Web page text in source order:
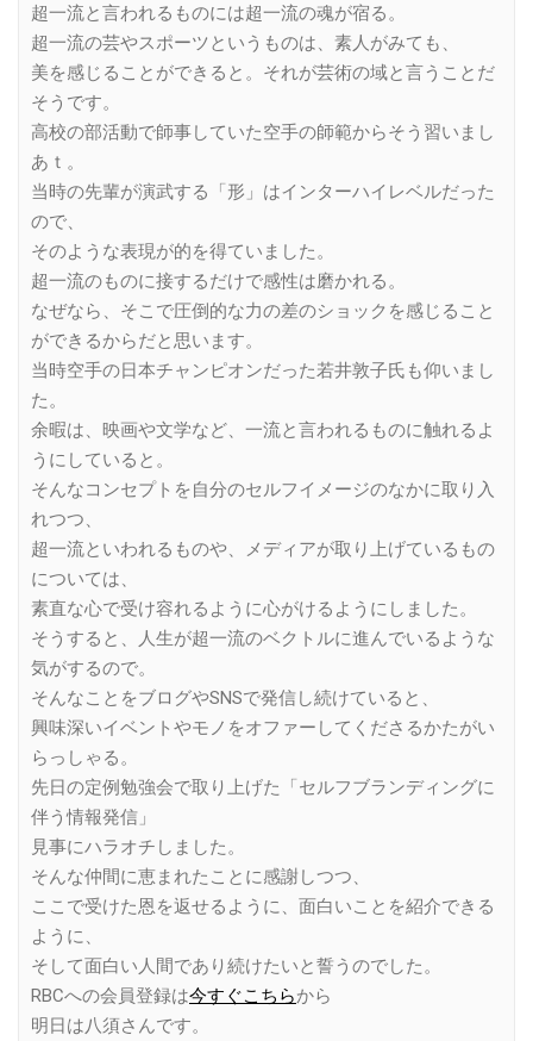
超一流と言われるものには超一流の魂が宿る。
超一流の芸やスポーツというものは、素人がみても、
美を感じることができると。それが芸術の域と言うことだ
そうです。
高校の部活動で師事していた空手の師範からそう習いまし
あｔ。
当時の先輩が演武する「形」はインターハイレベルだった
ので、
そのような表現が的を得ていました。
超一流のものに接するだけで感性は磨かれる。
なぜなら、そこで圧倒的な力の差のショックを感じること
ができるからだと思います。
当時空手の日本チャンピオンだった若井敦子氏も仰いまし
た。
余暇は、映画や文学など、一流と言われるものに触れるよ
うにしていると。
そんなコンセプトを自分のセルフイメージのなかに取り入
れつつ、
超一流といわれるものや、メディアが取り上げているもの
については、
素直な心で受け容れるように心がけるようにしました。
そうすると、人生が超一流のベクトルに進んでいるような
気がするので。
そんなことをブログやSNSで発信し続けていると、
興味深いイベントやモノをオファーしてくださるかたがい
らっしゃる。
先日の定例勉強会で取り上げた「セルフブランディングに
伴う情報発信」
見事にハラオチしました。
そんな仲間に恵まれたことに感謝しつつ、
ここで受けた恩を返せるように、面白いことを紹介できる
ように、
そして面白い人間であり続けたいと誓うのでした。
RBCへの会員登録は今すぐこちらから
明日は八須さんです。